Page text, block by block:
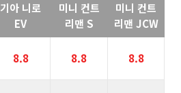
기아 니로
EV
미니 컨트
리맨 S
미니 컨트
리맨 JCW
8.8 8.8 8.8